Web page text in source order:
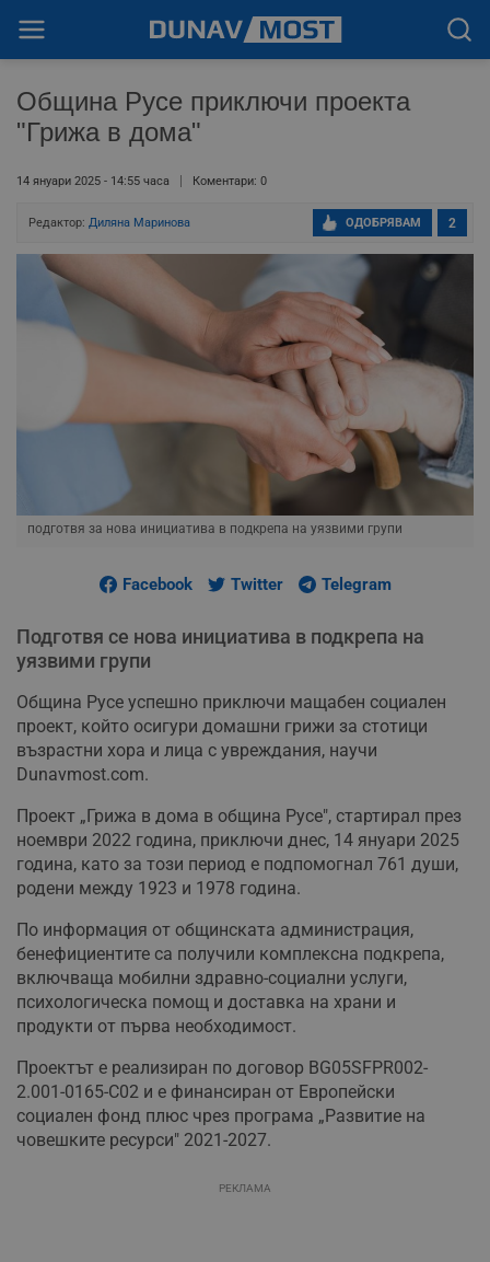
Община Русе приключи проекта
"Грижа в дома"
14 януари 2025 - 14:55 часа Коментари: 0
Редактор: Диляна Маринова 2
ОДОБРЯВАМ
подготвя за нова инициатива в подкрепа на уязвими групи
Facebook Twitter Telegram
Подготвя се нова инициатива в подкрепа на
уязвими групи
Община Русе успешно приключи мащабен социален
проект, който осигури домашни грижи за стотици
възрастни хора и лица с увреждания, научи
Dunavmost.com.
Проект „Грижа в дома в община Русе", стартирал през
ноември 2022 година, приключи днес, 14 януари 2025
година, като за този период е подпомогнал 761 души,
родени между 1923 и 1978 година.
По информация от общинската администрация,
бенефициентите са получили комплексна подкрепа,
включваща мобилни здравно-социални услуги,
психологическа помощ и доставка на храни и
продукти от първа необходимост.
Проектът е реализиран по договор BG05SFPR002-
2.001-0165-С02 и е финансиран от Европейски
социален фонд плюс чрез програма „Развитие на
човешките ресурси" 2021-2027.
РЕКЛАМА